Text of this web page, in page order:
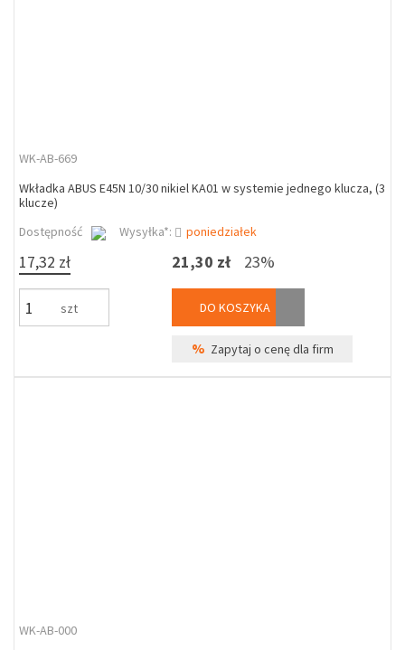
WK-AB-669
Wkładka ABUS E45N 10/30 nikiel KA01 w systemie jednego klucza, (3
klucze)
Dostępność
Wysyłka*: poniedziałek
17,32 zł
szt
21,30 zł 23%
DO KOSZYKA
% Zapytaj o cenę dla firm
WK-AB-000